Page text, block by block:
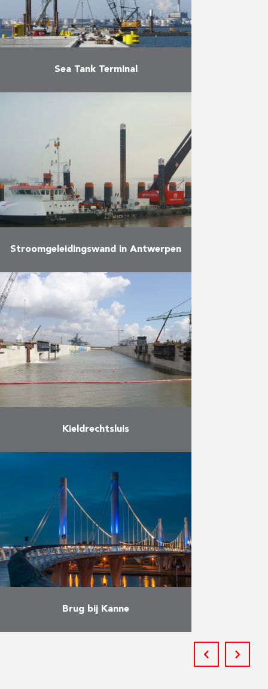
Meer
Sea Tank Terminal
ligplaatsen in het 6de havendok in
Antwerpen, met een
toegangsbrug van 100m en een
steiger van 800m lang. …
Meer
Stroomgeleidingswand in Antwerpen
De werken omvatten: Het leveren
en heien van 37 metalen buizen
met een diameter van 2.420 m,
een lengte tot 42.000 mm en een
maximumgewicht …
Meer
Kieldrechtsluis
2016 officieel ingehuldigd door
Koning Filip. De bouw van deze
grootste sluis ter wereld is van
cruciaal belang voor …
Meer
Brug bij Kanne